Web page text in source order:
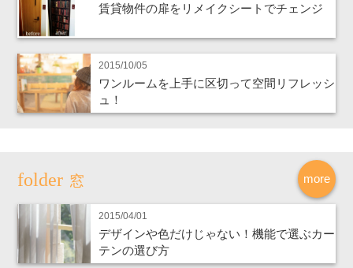
賃貸物件の扉をリメイクシートでチェンジ
2015/10/05
ワンルームを上手に区切って空間リフレッシ
ュ！
more
窓
2015/04/01
デザインや色だけじゃない！機能で選ぶカー
テンの選び方